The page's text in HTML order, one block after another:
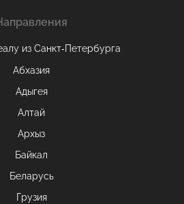
из Санкт‑Петербурга
Абхазия
Адыгея
Алтай
Архыз
Байкал
Беларусь
Грузия